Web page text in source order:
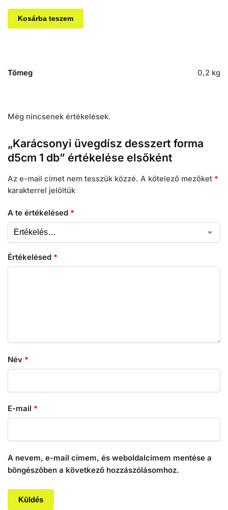
Kosárba teszem
Tömeg 0,2 kg
Még nincsenek értékelések.
„Karácsonyi üvegdísz desszert forma
d5cm 1 db” értékelése elsőként
Az e-mail címet nem tesszük közzé. A kötelező mezőket *
karakterrel jelöltük
A te értékelésed *
Értékelésed *
Név *
E-mail *
A nevem, e-mail címem, és weboldalcímem mentése a
böngészőben a következő hozzászólásomhoz.